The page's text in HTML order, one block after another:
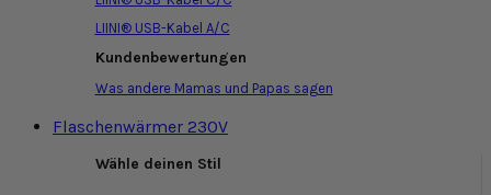
LIINI® USB-Kabel A/C
Kundenbewertungen
Was andere Mamas und Papas sagen
Flaschenwärmer 230V
Wähle deinen Stil